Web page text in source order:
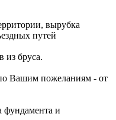
вырубка
путей
из бруса.
Вашим пожеланиям - от
фундамента и